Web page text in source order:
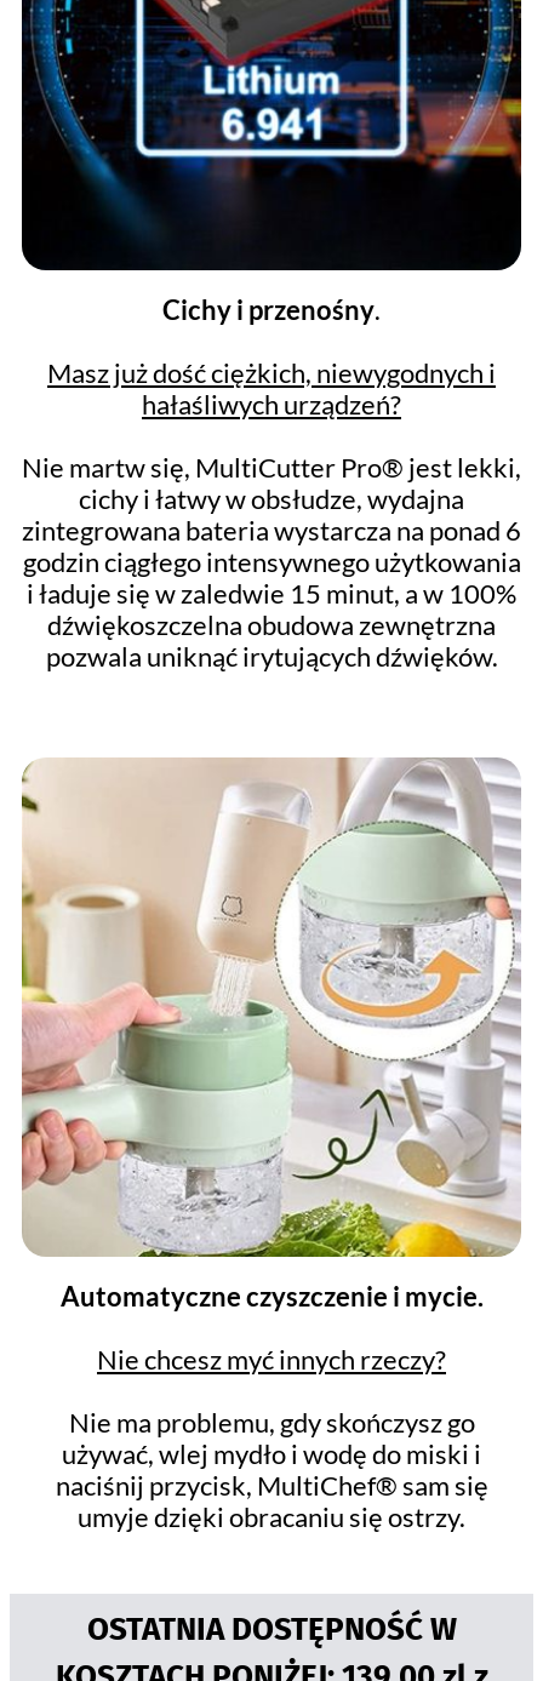
Cichy i przenośny.
Masz już dość ciężkich, niewygodnych i
hałaśliwych urządzeń?
Nie martw się, MultiCutter Pro® jest lekki,
cichy i łatwy w obsłudze, wydajna
zintegrowana bateria wystarcza na ponad 6
godzin ciągłego intensywnego użytkowania
i ładuje się w zaledwie 15 minut, a w 100%
dźwiękoszczelna obudowa zewnętrzna
pozwala uniknąć irytujących dźwięków.
Automatyczne czyszczenie i mycie.
Nie chcesz myć innych rzeczy?
Nie ma problemu, gdy skończysz go
używać, wlej mydło i wodę do miski i
naciśnij przycisk, MultiChef® sam się
umyje dzięki obracaniu się ostrzy.
OSTATNIA DOSTĘPNOŚĆ W